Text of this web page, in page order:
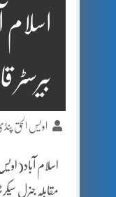
اسلام
اویس الحق
اسلام
مقابلہ جنرل